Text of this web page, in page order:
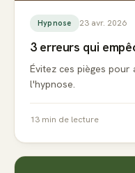
Hypnose 23 avr. 2026
3 erreurs qui
Évitez ces pièges
l'hypnose.
13 min de lecture